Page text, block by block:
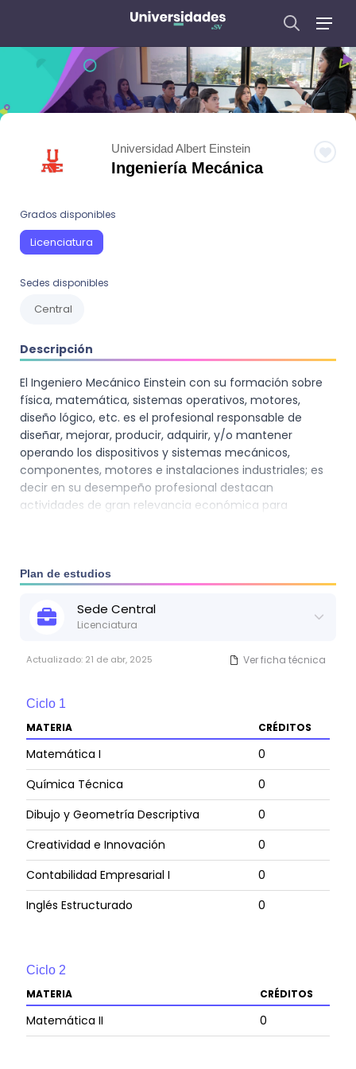
Universidad Albert Einstein
Ingeniería Mecánica
Grados disponibles
Licenciatura
Sedes disponibles
Central
Descripción
El Ingeniero Mecánico Einstein con su formación sobre
física, matemática, sistemas operativos, motores,
diseño lógico, etc. es el profesional responsable de
diseñar, mejorar, producir, adquirir, y/o mantener
operando los dispositivos y sistemas mecánicos,
componentes, motores e instalaciones industriales; es
decir en su desempeño profesional destacan
actividades de gran relevancia económica para
las instalaciones térmicas y mecánicas en edificios, así
seguridad y control medioambiental de dichas
actividades.
Plan de estudios
Sede Central
Licenciatura
Actualizado: 21 de abr, 2025 Ver ficha técnica
Ciclo 1
MATERIA
CRÉDITOS
Matemática I
0
Química Técnica
0
Dibujo y Geometría Descriptiva
0
Creatividad e Innovación
0
Contabilidad Empresarial I
0
Inglés Estructurado
0
Ciclo 2
MATERIA
CRÉDITOS
Matemática II
0